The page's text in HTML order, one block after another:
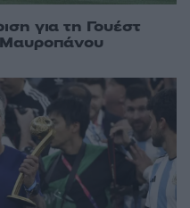
για τη Γουέστ
Μαυροπάνου